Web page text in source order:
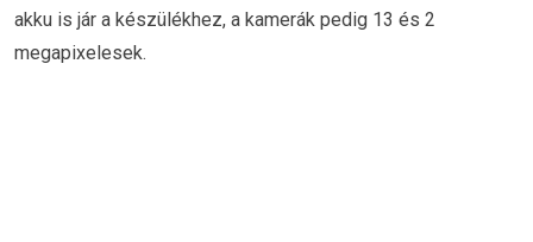
akku is jár a készülékhez, a kamerák pedig 13 és 2
megapixelesek.